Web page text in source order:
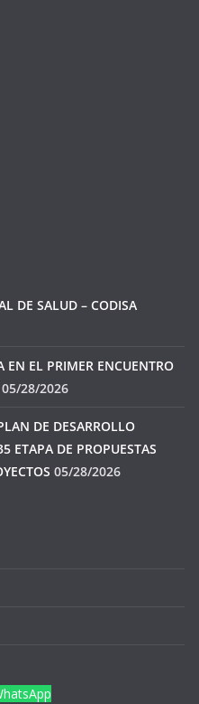
DE SALUD – CODISA
EN EL PRIMER ENCUENTRO
05/28/2026
DE DESARROLLO
ETAPA DE PROPUESTAS
05/28/2026